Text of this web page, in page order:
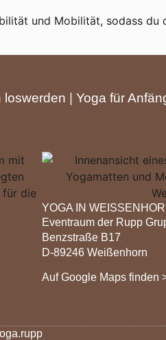
und Mobilität, sodass
loswerden Yoga für
YOGA IN
Eventraum der Rupp
Benzstraße B17
D-89246 Weißenhorn
Auf Google Maps finden